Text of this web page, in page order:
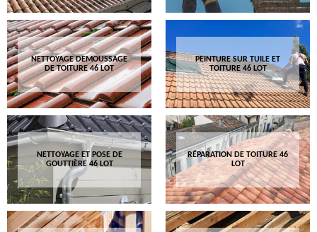
NETTOYAGE DEMOUSSAGE
DE TOITURE 46 LOT
PEINTURE SUR TUILE ET
TOITURE 46 LOT
NETTOYAGE ET POSE DE
GOUTTIÈRE 46 LOT
RÉPARATION DE TOITURE 46
LOT